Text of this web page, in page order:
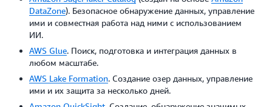
DataZone). Безопасное обнаружение данных, управление
ими и совместная работа над ними с использованием
ИИ.
AWS Glue. Поиск, подготовка и интеграция данных в
любом масштабе.
AWS Lake Formation. Создание озер данных, управление
ими и их защита за несколько дней.